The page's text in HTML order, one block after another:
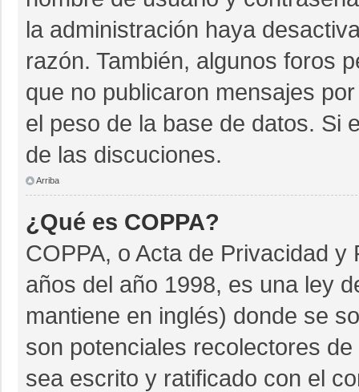
la administración haya
razón. También, algunos foros
que no publicaron mensajes
el peso de la base de datos. Si
de las discuciones.
Arriba
¿Qué es COPPA?
COPPA, o Acta de Privacidad
años del año 1998, es una ley
mantiene en inglés) donde se
son potenciales recolectores
sea escrito y ratificado con el